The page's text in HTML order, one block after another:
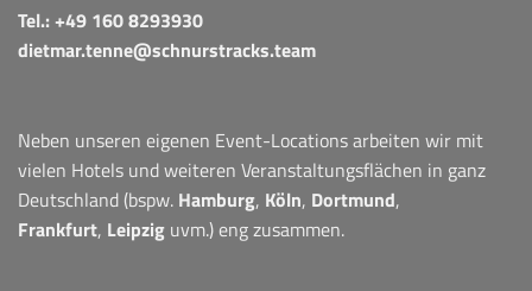
Tel.:+49 160 8293930
dietmar.tenne@schnurstracks.team
Neben unseren eigenen Event-Locations arbeiten wir mit
vielen Hotels und weiteren Veranstaltungsflächen in ganz
Deutschland (bspw. Hamburg, Köln, Dortmund,
Frankfurt, Leipzig uvm.) eng zusammen.